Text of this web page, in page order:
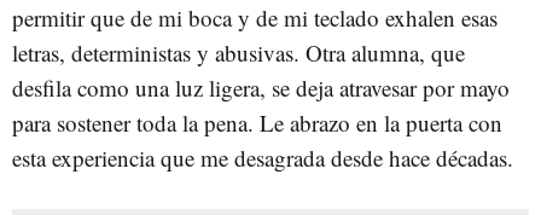
permitir que de mi boca y de mi teclado exhalen esas
letras, deterministas y abusivas. Otra alumna, que
desfila como una luz ligera, se deja atravesar por mayo
para sostener toda la pena. Le abrazo en la puerta con
esta experiencia que me desagrada desde hace décadas.